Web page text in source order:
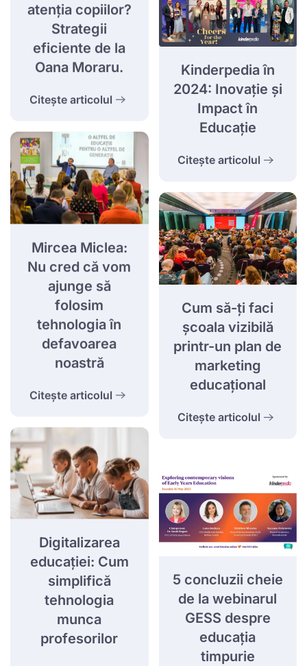
atenția copiilor?
Strategii
eficiente de la
Oana Moraru.
Citește articolul
Kinderpedia în
2024: Inovație și
Impact în
Educație
Citește articolul
Mircea Miclea:
Nu cred că vom
ajunge să
folosim
tehnologia în
defavoarea
noastră
Citește articolul
Cum să-ți faci
școala vizibilă
printr-un plan de
marketing
educațional
Citește articolul
Digitalizarea
educației: Cum
simplifică
tehnologia
munca
profesorilor
5 concluzii cheie
de la webinarul
GESS despre
educația
timpurie